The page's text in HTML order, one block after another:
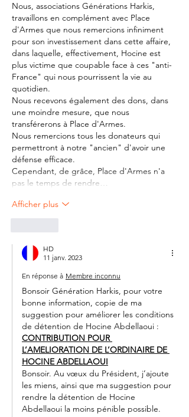
Nous, associations Générations Harkis,
travaillons en complément avec Place
d'Armes que nous remercions infiniment
pour son investissement dans cette affaire,
dans laquelle, effectivement, Hocine est
plus victime que coupable face à ces "anti-
France" qui nous pourrissent la vie au
quotidien.
Nous recevons également des dons, dans
une moindre mesure, que nous
transférerons à Place d'Armes.
Nous remercions tous les donateurs qui
permettront à notre "ancien" d'avoir une
défense efficace.
Cependant, de grâce, Place d'Armes n'a
pas le temps de rendre…
Afficher plus
HD
11 janv. 2023
En réponse à Membre inconnu
Bonsoir Génération Harkis, pour votre
bonne information, copie de ma
suggestion pour améliorer les conditions
de détention de Hocine Abdellaoui :
CONTRIBUTION POUR
L’AMELIORATION DE L’ORDINAIRE DE
HOCINE ABDELLAOUI
Bonsoir. Au vœux du Président, j’ajoute
les miens, ainsi que ma suggestion pour
rendre la détention de Hocine
Abdellaoui la moins pénible possible.